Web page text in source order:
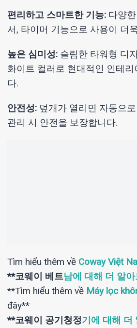
편리하고 스마트한 기능: 다양
서, 타이머 기능으로 사용이 더
높은 심미성: 슬림한 타워형 디
화이트 컬러로 현대적인 인테리
다.
안전성: 덮개가 열리면 자동으
관리 시 안전을 보장합니다.
Tìm hiểu thêm về Coway Việt
**코웨이 베트남에 대해 더 알
**Tìm hiểu thêm về Máy lọc
đây**
**코웨이 공기청정기에 대해 더